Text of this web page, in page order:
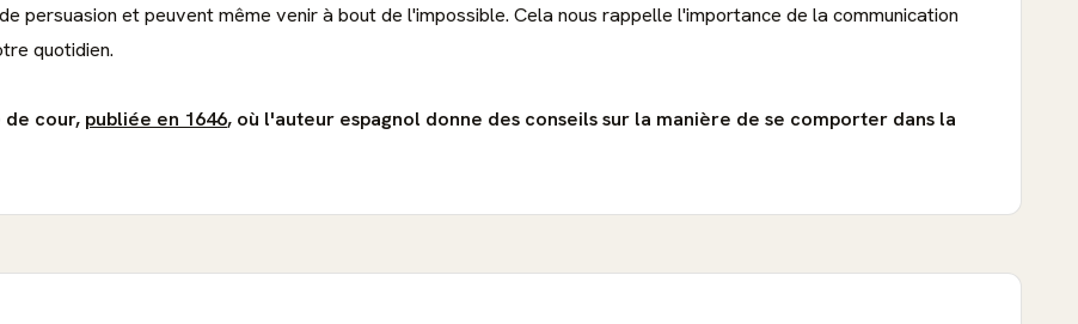
persuasion et peuvent même venir à bout de l'impossible. Cela nous rappelle l'importance de la communication
quotidien.
cour, publiée en 1646, où l'auteur espagnol donne des conseils sur la manière de se comporter dans la